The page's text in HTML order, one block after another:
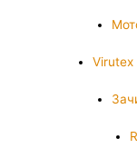
Virutex